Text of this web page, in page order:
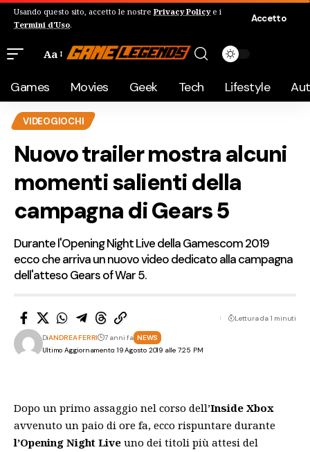
Usando questo sito, accetto le nostre Privacy Policye i
Termini d'Uso.
Accetto
Aa
Games Movies Geek Tech Lifestyle
VIDEOGIOCHI
Nuovo trailer mostra alcuni
momenti salienti della
campagna di Gears 5
Durante l'Opening Night Live della Gamescom 2019
ecco che arriva un nuovo video dedicato alla campagna
dell'atteso Gears of War 5.
Ultimo Aggiornamento: 19 Agosto 2019 alle 7:25 PM
DiANDREA FERRI 7 anni fa NEWS
Lettura da 1 minuti
Dopo un primo assaggio nel corso dell’Inside Xbox
avvenuto un paio di ore fa, ecco rispuntare durante
l’Opening Night Live uno dei titoli più attesi del